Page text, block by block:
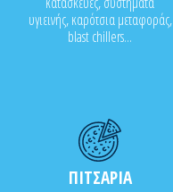
υγιεινής, καρότσια μεταφοράς,
blast chillers...
ΠΙΤΣΑΡΙΑ